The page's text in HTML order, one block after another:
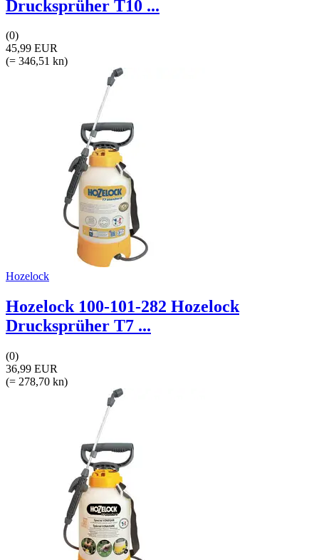
Drucksprüher T10 ...
(0)
45,99 EUR
(= 346,51 kn)
Hozelock
Hozelock 100-101-282 Hozelock
Drucksprüher T7 ...
(0)
36,99 EUR
(= 278,70 kn)